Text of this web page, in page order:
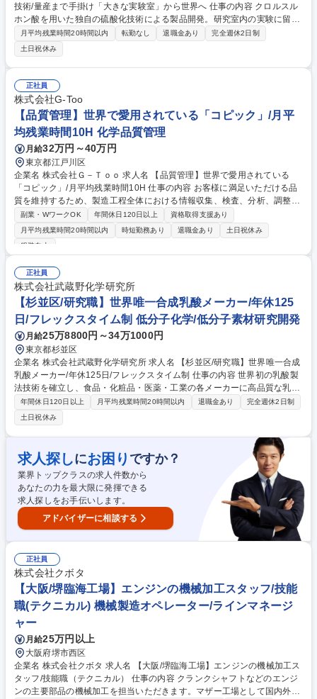
技術/量産まで手掛け「大きな実験室」から世界へ 仕事の内容 クロルスル
ホン酸を用いた独自の硫酸化技術による製品開発。研究室内の実験に留ま
らず、量産化の工程まで一貫して携わり、多品種少量生産を支える中核メ
ンバーとして、開発の手応えをダイレクトに実感できます。 ■業務詳細：
界面活性剤の実験・データ取得、特性評価。顧客ニーズに基づく代替原料
の探索や試作、製造工程の改善・トラブルシューティング等。 ■開発の面
白み：研究～量産立ち上げまで一貫して関わるため、試行錯誤の結果が製
品として形になる喜びがあります。営業や製造現場と物理的にも近く、顧
客への貢献や現場の課題解決を自分の技術で実現している実感を強く得ら
れます。 募集職種 【大阪/研究開発】希少な硫酸化技術/量産まで手掛け
「大きな実験室」から世界へ
月平均残業時間20時間以内 転勤なし 退職金あり
完全週休2日制
土日祝休み
正社員
株式会社G-Too
【品質管理】世界で愛用されている「コピック」/月平
均残業時間10H 化学品質管理
月給32万円～40万円
東京都江戸川区
企業名 株式会社Ｇ－Ｔｏｏ 求人名 【品質管理】世界で愛用されている
「コピック」/月平均残業時間10H 仕事の内容 お客様に満足いただける品
質を維持するため、製造工程全体における情報収集、検査、分析、調整、
改善を行う役割を担っていただきます。 【業務詳細】 ■部品受入検査 ■完
成品受入検査 ■工場や分析部門との折衝（関東圏内の協力会社訪問、メー
ル、電話でのやり取りなど） ■品質検査方法や改善策の提案 ■社内の他部
愛用されている「コピック」/月平均残業時間10H
副業・WワークOK 年間休日120日以上
資格取得支援あり
月平均残業時間20時間以内
時短勤務あり 退職金あり
土日祝休み
服装自由
正社員
株式会社武蔵野化学研究所
【杉並区/研究職】世界唯一合成乳酸メーカー/年休125
日/フレックスタイム制 低分子化学/低分子素材研究開発
月給25万8800円～34万1000円
東京都杉並区
企業名 株式会社武蔵野化学研究所 求人名 【杉並区/研究職】世界唯一合成
乳酸メーカー/年休125日/フレックスタイム制 仕事の内容 世界初の乳酸製
法技術を確立し、食品・化粧品・医薬・工業の各メーカーに高品質な乳酸
群や関連化学品を供給する当社で微生物を用いた有機酸またはアミノ酸製
造プロセスの開発をお任せします。 【業務詳細】■微生物・発酵プロセス
の基礎検討■生産性・品質向上のための改良検討■精製・後工程プロセスの
検討■スケールアップ・製造移管対応■データ整理・技術文書作成 【当社
の強み】当社は、世界で初めて合成法による乳酸の量産に成功した“合成
乳酸の世界的なパイオニア”で、現在も世界で唯一の合成乳酸のメーカー
です。 募集職種 【杉並区/研究職】世界唯一合成乳酸メーカー/年休125日/
フレックスタイム制
年間休日120日以上 月平均残業時間20時間以内 退職金あり
完全週休2日制
土日祝休み
求人探しにお困り ですか？
業界トップクラスの求人件数から
あなたの力を最大限に発揮できる
求人探しをお手伝いします。
アドバイザーに相談する
正社員
株式会社クボタ
【大阪/堺臨海工場】エンジンの機械加工スタッフ/技能
職(テクニカル) 機械製造オペレーター/ラインマネージ
ャー
月給25万円以上
大阪府堺市西区
企業名 株式会社クボタ 求人名 【大阪/堺臨海工場】エンジンの機械加工ス
タッフ/技能職（テクニカル） 仕事の内容 クランクシャフトなどのエンジ
ンの主要部品の機械加工を担当いただきます。マザー工場として国内外の